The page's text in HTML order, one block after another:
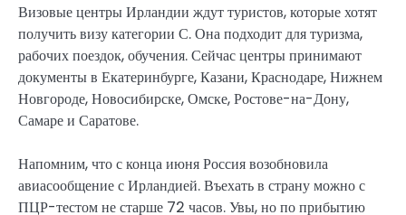
Визовые центры Ирландии ждут туристов, которые хотят
получить визу категории С. Она подходит для туризма,
рабочих поездок, обучения. Сейчас центры принимают
документы в Екатеринбурге, Казани, Краснодаре, Нижнем
Новгороде, Новосибирске, Омске, Ростове-на-Дону,
Самаре и Саратове.
Напомним, что с конца июня Россия возобновила
авиасообщение с Ирландией. Въехать в страну можно с
ПЦР-тестом не старше 72 часов. Увы, но по прибытию